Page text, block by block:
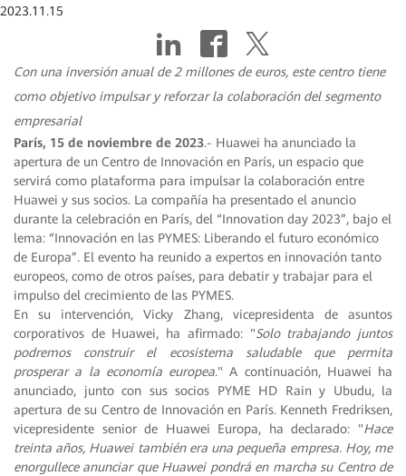
2023.11.15
Con una inversión anual de 2 millones de euros, este centro tiene
como objetivo impulsar y reforzar la colaboración del segmento
empresarial
París, 15 de noviembre de 2023.- Huawei ha anunciado la
apertura de un Centro de Innovación en París, un espacio que
servirá como plataforma para impulsar la colaboración entre
Huawei y sus socios. La compañía ha presentado el anuncio
durante la celebración en París, del “Innovation day 2023”, bajo el
lema: “Innovación en las PYMES: Liberando el futuro económico
de Europa”. El evento ha reunido a expertos en innovación tanto
europeos, como de otros países, para debatir y trabajar para el
impulso del crecimiento de las PYMES.
En su intervención, Vicky Zhang, vicepresidenta de asuntos
corporativos de Huawei, ha afirmado: "Solo trabajando juntos
podremos construir el ecosistema saludable que permita
prosperar a la economía europea." A continuación, Huawei ha
anunciado, junto con sus socios PYME HD Rain y Ubudu, la
apertura de su Centro de Innovación en París. Kenneth Fredriksen,
vicepresidente senior de Huawei Europa, ha declarado: "Hace
treinta años, Huawei también era una pequeña empresa. Hoy, me
enorgullece anunciar que Huawei pondrá en marcha su Centro de